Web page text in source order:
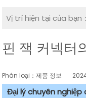
Vị trí hiện tại của bạn：
핀 잭 커넥터
Phân loại：제품 정보
Đại lý chuyên nghiệp